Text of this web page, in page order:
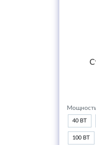
40 ВТ
100 ВТ